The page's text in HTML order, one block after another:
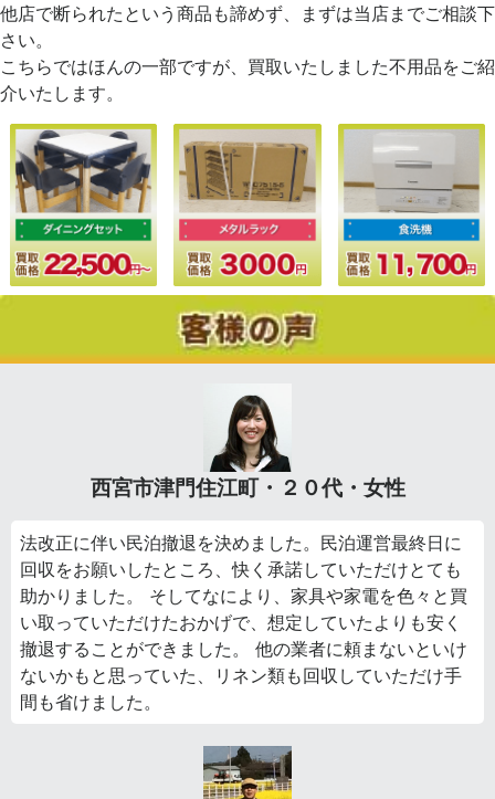
他店で断られたという商品も諦めず、まずは当店までご相談下
さい。
こちらではほんの一部ですが、買取いたしました不用品をご紹
介いたします。
西宮市津門住江町・２０代・女性
法改正に伴い民泊撤退を決めました。民泊運営最終日に
回収をお願いしたところ、快く承諾していただけとても
助かりました。 そしてなにより、家具や家電を色々と買
い取っていただけたおかげで、想定していたよりも安く
撤退することができました。 他の業者に頼まないといけ
ないかもと思っていた、リネン類も回収していただけ手
間も省けました。